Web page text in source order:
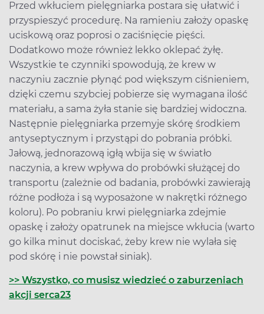
Przed wkłuciem pielęgniarka postara się ułatwić i
przyspieszyć procedurę. Na ramieniu założy opaskę
uciskową oraz poprosi o zaciśnięcie pięści.
Dodatkowo może również lekko oklepać żyłę.
Wszystkie te czynniki spowodują, że krew w
naczyniu zacznie płynąć pod większym ciśnieniem,
dzięki czemu szybciej pobierze się wymagana ilość
materiału, a sama żyła stanie się bardziej widoczna.
Następnie pielęgniarka przemyje skórę środkiem
antyseptycznym i przystąpi do pobrania próbki.
Jałową, jednorazową igłą wbija się w światło
naczynia, a krew wpływa do probówki służącej do
transportu (zależnie od badania, probówki zawierają
różne podłoża i są wyposażone w nakrętki różnego
koloru). Po pobraniu krwi pielęgniarka zdejmie
opaskę i założy opatrunek na miejsce wkłucia (warto
go kilka minut dociskać, żeby krew nie wylała się
pod skórę i nie powstał siniak).
>> Wszystko, co musisz wiedzieć o zaburzeniach
akcji serca23